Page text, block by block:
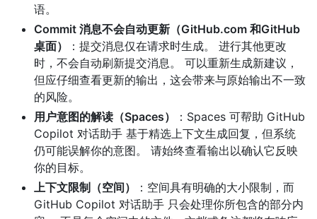
语。
Commit 消息不会自动更新（GitHub.com 和GitHub
桌面）
：提交消息仅在请求时生成。 进行其他更改
时，不会自动刷新提交消息。 可以重新生成新建议，
但应仔细查看更新的输出，这会带来与原始输出不一致
的风险。
用户意图的解读（Spaces）
：Spaces 可帮助 GitHub
Copilot 对话助手 基于精选上下文生成回复，但系统
仍可能误解你的意图。 请始终查看输出以确认它反映
你的目标。
上下文限制（空间）
：空间具有明确的大小限制，而
GitHub Copilot 对话助手 只会处理你所包含的部分内